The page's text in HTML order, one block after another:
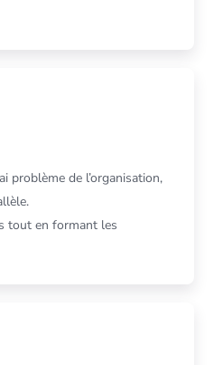
problème de l’organisation,
tout en formant les